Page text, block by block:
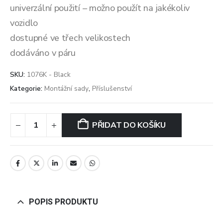
univerzální použití – možno použít na jakékoliv
vozidlo
dostupné ve třech velikostech
dodáváno v páru
SKU: 1076K - Black
Kategorie: Montážní sady, Příslušenství
PŘIDAT DO KOŠÍKU
POPIS PRODUKTU